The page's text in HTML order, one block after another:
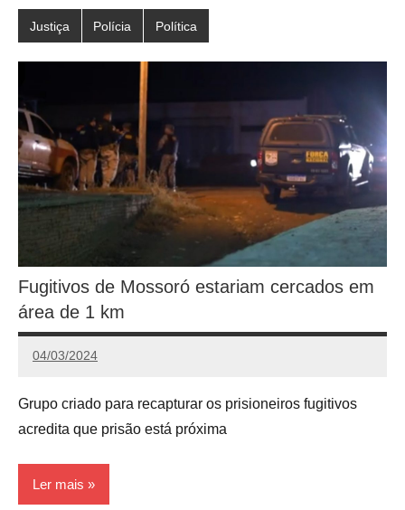
Justiça Polícia Política
Fugitivos de Mossoró estariam cercados em
área de 1 km
04/03/2024
Redação
Grupo criado para recapturar os prisioneiros fugitivos
acredita que prisão está próxima
Ler mais